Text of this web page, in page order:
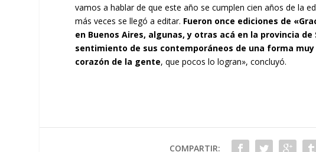
vamos a hablar de que este año se cumplen cien años de la
más veces se llegó a editar. Fueron once ediciones de
en Buenos Aires, algunas, y otras acá en la provincia
sentimiento de sus contemporáneos de una forma
corazón de la gente, que pocos lo logran», concluyó.
COMPARTIR: